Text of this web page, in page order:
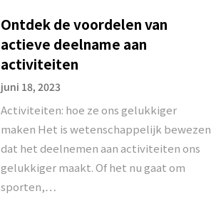
Ontdek de voordelen van
actieve deelname aan
activiteiten
juni 18, 2023
Activiteiten: hoe ze ons gelukkiger
maken Het is wetenschappelijk bewezen
dat het deelnemen aan activiteiten ons
gelukkiger maakt. Of het nu gaat om
sporten,…